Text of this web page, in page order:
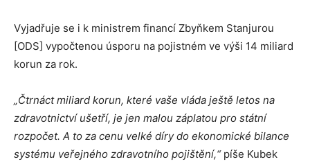
Vyjadřuje se i k ministrem financí Zbyňkem Stanjurou
[ODS] vypočtenou úsporu na pojistném ve výši 14 miliard
korun za rok.
„Čtrnáct miliard korun, které vaše vláda ještě letos na
zdravotnictví ušetří, je jen malou záplatou pro státní
rozpočet. A to za cenu velké díry do ekonomické bilance
systému veřejného zdravotního pojištění,“píše Kubek